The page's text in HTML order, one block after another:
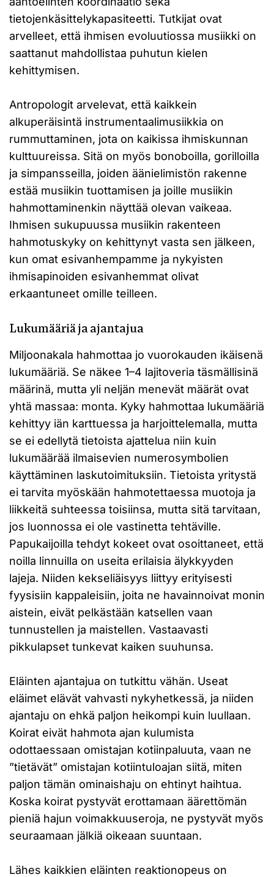
tietojenkäsittelykapasiteetti. Tutkijat ovat
arvelleet, että ihmisen evoluutiossa musiikki on
saattanut mahdollistaa puhutun kielen
kehittymisen.
Antropologit arvelevat, että kaikkein
alkuperäisintä instrumentaalimusiikkia on
rummuttaminen, jota on kaikissa ihmiskunnan
kulttuureissa. Sitä on myös bonoboilla, gorilloilla
ja simpansseilla, joiden äänielimistön rakenne
estää musiikin tuottamisen ja joille musiikin
hahmottaminenkin näyttää olevan vaikeaa.
Ihmisen sukupuussa musiikin rakenteen
hahmotuskyky on kehittynyt vasta sen jälkeen,
kun omat esivanhempamme ja nykyisten
ihmisapinoiden esivanhemmat olivat
erkaantuneet omille teilleen.
Lukumääriä ja ajantajua
Miljoonakala hahmottaa jo vuorokauden ikäisenä
lukumääriä. Se näkee 1–4 lajitoveria täsmällisinä
määrinä, mutta yli neljän menevät määrät ovat
yhtä massaa: monta. Kyky hahmottaa lukumääriä
kehittyy iän karttuessa ja harjoittelemalla, mutta
se ei edellytä tietoista ajattelua niin kuin
lukumäärää ilmaisevien numerosymbolien
käyttäminen laskutoimituksiin. Tietoista yritystä
ei tarvita myöskään hahmotettaessa muotoja ja
liikkeitä suhteessa toisiinsa, mutta sitä tarvitaan,
jos luonnossa ei ole vastinetta tehtäville.
Papukaijoilla tehdyt kokeet ovat osoittaneet, että
noilla linnuilla on useita erilaisia älykkyyden
lajeja. Niiden kekseliäisyys liittyy erityisesti
fyysisiin kappaleisiin, joita ne havainnoivat monin
aistein, eivät pelkästään katsellen vaan
tunnustellen ja maistellen. Vastaavasti
pikkulapset tunkevat kaiken suuhunsa.
Eläinten ajantajua on tutkittu vähän. Useat
eläimet elävät vahvasti nykyhetkessä, ja niiden
ajantaju on ehkä paljon heikompi kuin luullaan.
Koirat eivät hahmota ajan kulumista
odottaessaan omistajan kotiinpaluuta, vaan ne
”tietävät” omistajan kotiintuloajan siitä, miten
paljon tämän ominaishaju on ehtinyt haihtua.
Koska koirat pystyvät erottamaan äärettömän
pieniä hajun voimakkuuseroja, ne pystyvät myös
seuraamaan jälkiä oikeaan suuntaan.
Lähes kaikkien eläinten reaktionopeus on